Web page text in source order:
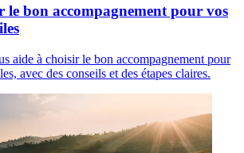
le bon accompagnement pour vos
aide à choisir le bon accompagnement pour
avec des conseils et des étapes claires.